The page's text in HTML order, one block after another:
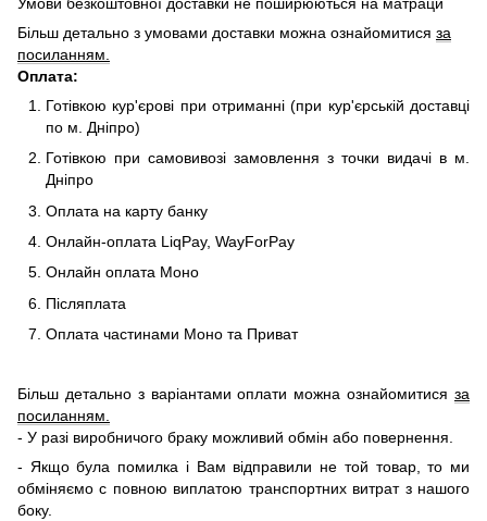
Більш детально з умовами доставки можна ознайомитися за
посиланням.
Оплата:
Готівкою кур'єрові при отриманні (при кур'єрській доставці
по м. Дніпро)
Готівкою при самовивозі замовлення з точки видачі в м.
Дніпро
Оплата на карту банку
Онлайн-оплата LiqPay, WayForPay
Онлайн оплата Моно
Післяплата
Оплата частинами Моно та Приват
Більш детально з варіантами оплати можна ознайомитися за
посиланням.
- У разі виробничого браку можливий обмін або повернення.
- Якщо була помилка і Вам відправили не той товар, то ми
обміняємо c повною виплатою транспортних витрат з нашого
боку.